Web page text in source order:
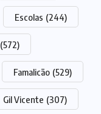
Escolas (244)
(572)
Famalicão (529)
Gil Vicente (307)